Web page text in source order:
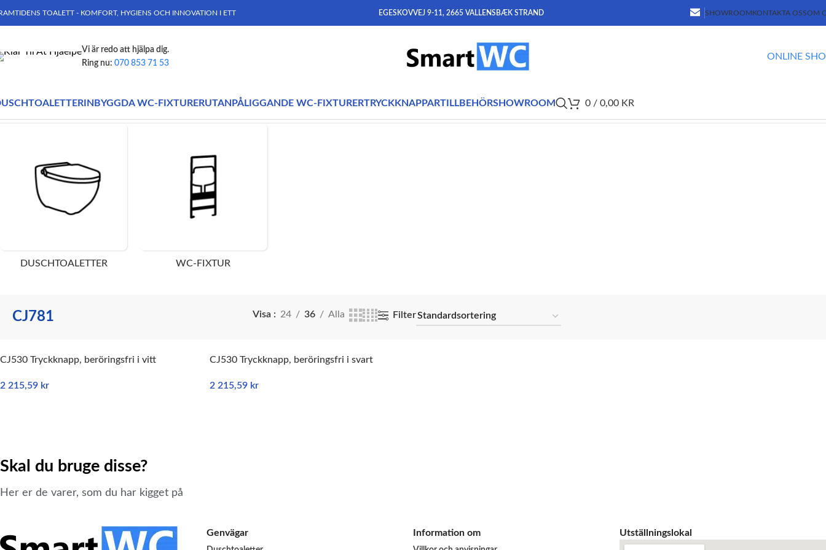
TOALETT - KOMFORT, HYGIENS OCH INNOVATION I ETT EGESKOVVEJ 9-11, 2665 VALLENSBÆK STRAND SHOWROOMKONTAKTA OSSOM
Vi är redo att hjälpa dig.
Ring nu: 070 853 71 53
ONLINE
INBYGGDA WC-FIXTURERUTANPÅLIGGANDE WC-FIXTURERTRYCKKNAPPARTILLBEHÖRSHOWROOM 0 / 0,00 KR
DUSCHTOALETTER WC-FIXTUR
CJ781 Visa 24 36 Alla Filter
CJ530 Tryckknapp, beröringsfri i vitt
2 215,59 kr
CJ530 Tryckknapp, beröringsfri i svart
2 215,59 kr
Skal du bruge disse?
Her er de varer, som du har kigget på
Genvägar Information om Utställningslokal